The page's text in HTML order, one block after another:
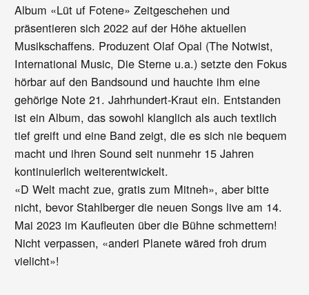
Album «Lüt uf Fotene» Zeitgeschehen und
präsentieren sich 2022 auf der Höhe aktuellen
Musikschaffens. Produzent Olaf Opal (The Notwist,
International Music, Die Sterne u.a.) setzte den Fokus
hörbar auf den Bandsound und hauchte ihm eine
gehörige Note 21. Jahrhundert-Kraut ein. Entstanden
ist ein Album, das sowohl klanglich als auch textlich
tief greift und eine Band zeigt, die es sich nie bequem
macht und ihren Sound seit nunmehr 15 Jahren
kontinuierlich weiterentwickelt.
«D Welt macht zue, gratis zum Mitneh», aber bitte
nicht, bevor Stahlberger die neuen Songs live am 14.
Mai 2023 im Kaufleuten über die Bühne schmettern!
Nicht verpassen, «anderi Planete wäred froh drum
vielicht»!